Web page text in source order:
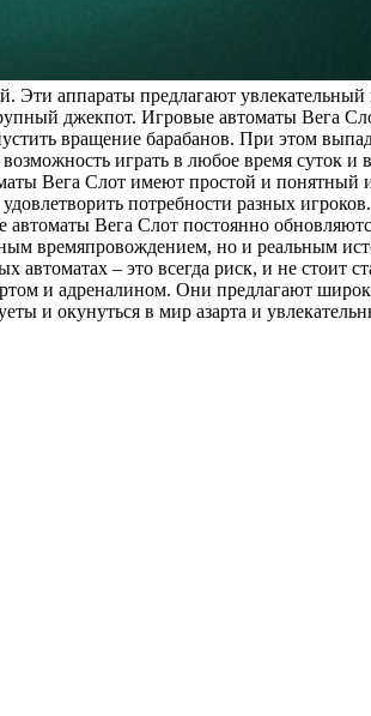
Эти аппараты предлагают
джекпот. Игровые автоматы Вега
вращение барабанов. При этом
играть в любое время суток и
Вега Слот имеют простой и понятный
потребности разных
Вега Слот постоянно
времяпровождением, но и реальным
– это всегда риск, и не стоит
и адреналином. Они предлагают
и окунуться в мир азарта и